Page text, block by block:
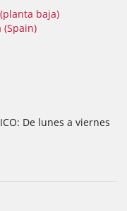
baja)
(Spain)
De lunes a viernes